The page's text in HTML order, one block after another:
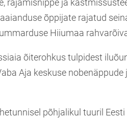
õppijate rajatud
Hiiumaa
õiterohkus tulpidest
Aja keskuse
põhjalikul tuuril